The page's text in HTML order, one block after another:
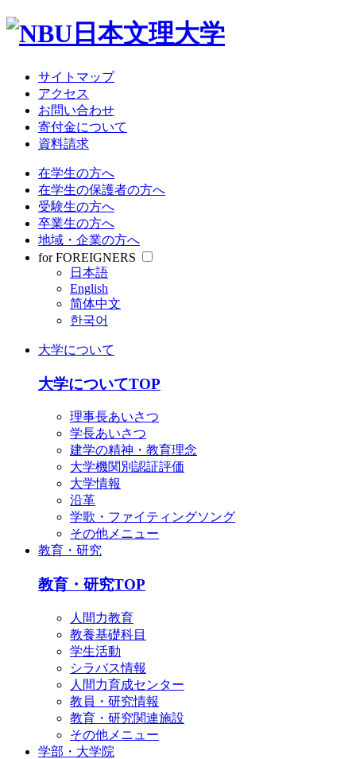
サイトマップ
アクセス
お問い合わせ
寄付金について
資料請求
在学生の方へ
在学生の保護者の方へ
受験生の方へ
卒業生の方へ
地域・企業の方へ
for FOREIGNERS
日本語
English
简体中文
한국어
大学について
大学についてTOP
理事長あいさつ
学長あいさつ
建学の精神・教育理念
大学機関別認証評価
大学情報
沿革
学歌・ファイティングソング
その他メニュー
教育・研究
教育・研究TOP
人間力教育
教養基礎科目
学生活動
シラバス情報
人間力育成センター
教員・研究情報
教育・研究関連施設
その他メニュー
学部・大学院